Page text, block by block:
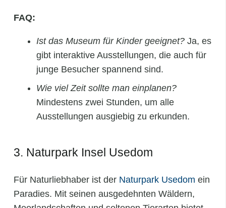
FAQ:
Ist das Museum für Kinder geeignet? Ja, es
gibt interaktive Ausstellungen, die auch für
junge Besucher spannend sind.
Wie viel Zeit sollte man einplanen?
Mindestens zwei Stunden, um alle
Ausstellungen ausgiebig zu erkunden.
3. Naturpark Insel Usedom
Für Naturliebhaber ist der Naturpark Usedom ein
Paradies. Mit seinen ausgedehnten Wäldern,